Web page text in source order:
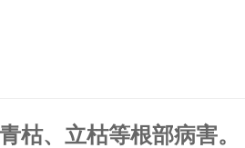
枯、立枯等根部病害。